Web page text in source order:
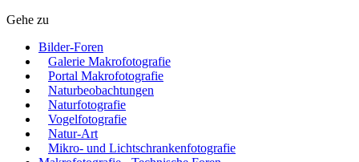
Gehe zu
Bilder-Foren
Galerie Makrofotografie
Portal Makrofotografie
Naturbeobachtungen
Naturfotografie
Vogelfotografie
Natur-Art
Mikro- und Lichtschrankenfotografie